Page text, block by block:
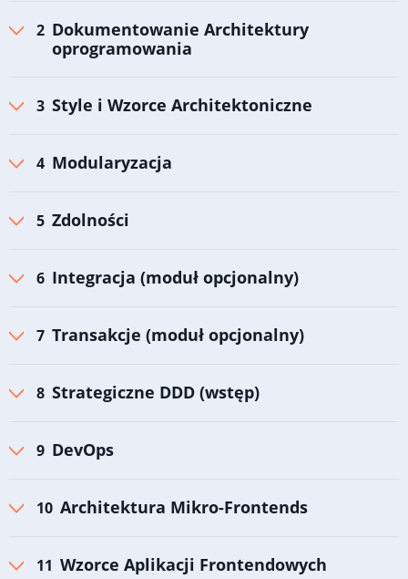
Dokumentowanie Architektury
oprogramowania
Style i Wzorce Architektoniczne
Modularyzacja
Zdolności
Integracja (moduł opcjonalny)
Transakcje (moduł opcjonalny)
Strategiczne DDD (wstęp)
DevOps
Architektura Mikro-Frontends
Wzorce Aplikacji Frontendowych